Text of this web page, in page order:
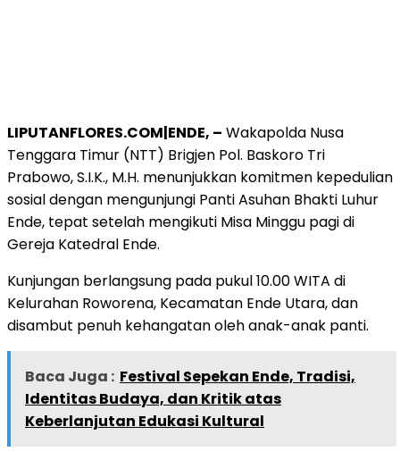
LIPUTANFLORES.COM|ENDE, – Wakapolda Nusa
Tenggara Timur (NTT) Brigjen Pol. Baskoro Tri
Prabowo, S.I.K., M.H. menunjukkan komitmen kepedulian
sosial dengan mengunjungi Panti Asuhan Bhakti Luhur
Ende, tepat setelah mengikuti Misa Minggu pagi di
Gereja Katedral Ende.
Kunjungan berlangsung pada pukul 10.00 WITA di
Kelurahan Roworena, Kecamatan Ende Utara, dan
disambut penuh kehangatan oleh anak-anak panti.
Baca Juga : Festival Sepekan Ende, Tradisi,
Identitas Budaya, dan Kritik atas
Keberlanjutan Edukasi Kultural